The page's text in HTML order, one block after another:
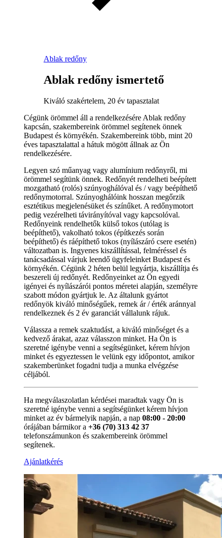
Ablak redőny
Ablak redőny ismertető
Kiváló szakértelem, 20 év tapasztalat
Cégünk örömmel áll a rendelkezésére Ablak redőny
kapcsán, szakembereink örömmel segítenek önnek
Budapest és környékén. Szakembereink több, mint 20
éves tapasztalattal a hátuk mögött állnak az Ön
rendelkezésére.
Legyen szó műanyag vagy alumínium redőnyről, mi
örömmel segítünk önnek. Redőnyét rendelheti beépített
mozgatható (rolós) szúnyoghálóval és / vagy beépíthető
redőnymotorral. Szúnyoghálóink hosszan megőrzik
esztétikus megjelenésüket és színűket. A redőnymotort
pedig vezérelheti távirányítóval vagy kapcsolóval.
Redőnyeink rendelhetők külső tokos (utólag is
beépíthető), vakolható tokos (építkezés során
beépíthető) és ráépíthető tokos (nyílászáró csere esetén)
változatban is. Ingyenes kiszállítással, felméréssel és
tanácsadással várjuk leendő ügyfeleinket Budapest és
környékén. Cégünk 2 héten belül legyártja, kiszállítja és
beszereli új redőnyét. Redőnyeinket az Ön egyedi
igényei és nyílászárói pontos méretei alapján, személyre
szabott módon gyártjuk le. Az általunk gyártot
redőnyök kiváló minőségűek, remek ár / érték aránnyal
rendelkeznek és 2 év garanciát vállalunk rájuk.
Válassza a remek szaktudást, a kiváló minőséget és a
kedvező árakat, azaz válasszon minket. Ha Ön is
szeretné igénybe venni a segítségünket, kérem hívjon
minket és egyeztessen le velünk egy időpontot, amikor
szakemberünket fogadni tudja a munka elvégzése
céljából.
Ha megválaszolatlan kérdései maradtak vagy Ön is
szeretné igénybe venni a segítségünket kérem hívjon
minket az év bármelyik napján, a nap 08:00 - 20:00
órájában bármikor a +36 (70) 313 42 37
telefonszámunkon és szakembereink örömmel
segítenek.
Ajánlatkérés